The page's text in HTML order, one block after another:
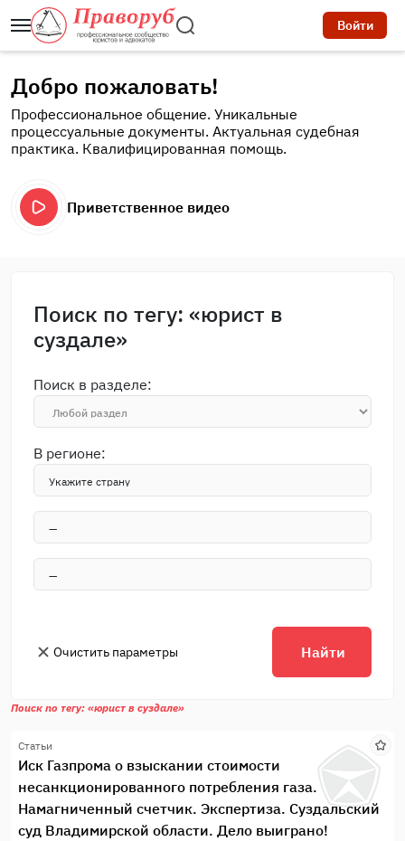
Войти
Добро пожаловать!
Профессиональное общение. Уникальные
процессуальные документы. Актуальная судебная
практика. Квалифицированная помощь.
Приветственное видео
Поиск по тегу: «юрист в
суздале»
Поиск в разделе:
В регионе:
Очистить параметры Найти
Поиск по тегу: «юрист в суздале»
Статьи
Иск Газпрома о взыскании стоимости
несанкционированного потребления газа.
Намагниченный счетчик. Экспертиза. Суздальский
суд Владимирской области. Дело выиграно!